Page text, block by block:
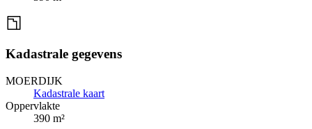
Kadastrale gegevens
MOERDIJK
Kadastrale kaart
Oppervlakte
390 m²